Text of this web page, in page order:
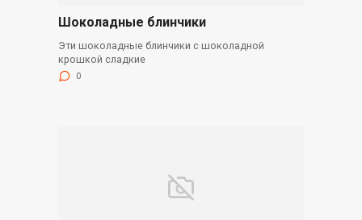
Шоколадные блинчики
Эти шоколадные блинчики с шоколадной
крошкой сладкие
0